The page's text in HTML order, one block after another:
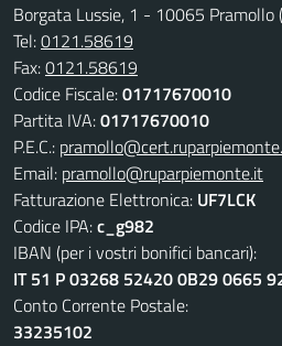
Borgata Lussie, 1 - 10065 Pramollo
Tel:0121.58619
Fax:0121.58619
Codice Fiscale:01717670010
Partita IVA:01717670010
P.E.C.:
Email: pramollo@ruparpiemonte.it
Fatturazione Elettronica: UF7LCK
Codice IPA:c_g982
IBAN (per i vostri bonifici bancari):
IT 51 P 03268 52420 0B29 0665
Conto Corrente Postale:
33235102